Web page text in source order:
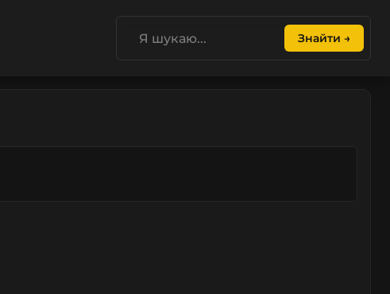
Знайти →